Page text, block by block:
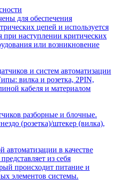
для обеспечения
цепей и используется
при наступлении критических
или возникновение
и систем автоматизации
вилка и розетка, 2PIN,
кабеля и материалом
разборные и блочные.
(розетка)/штекер (вилка),
в качестве
из себя
происходит питание и
элементов системы.